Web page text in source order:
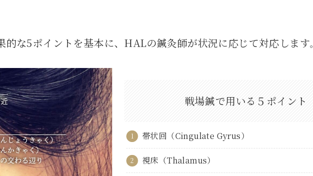
的な5ポイントを基本に、HALの鍼灸師が状況に応じて対応します。
戦場鍼で用いる５ポイント
帯状回（Cingulate Gyrus）
視床（Thalamus）